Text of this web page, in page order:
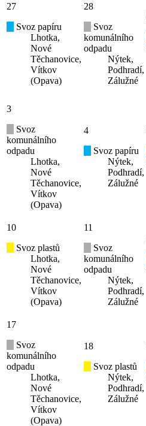
27
Svoz papíru
Lhotka,
Nové
Těchanovice,
Vítkov
(Opava)
28
Svoz
komunálního
odpadu
Nýtek,
Podhradí,
Zálužné
3
Svoz
komunálního
odpadu
Lhotka,
Nové
Těchanovice,
Vítkov
(Opava)
4
Svoz papíru
Nýtek,
Podhradí,
Zálužné
10
Svoz plastů
Lhotka,
Nové
Těchanovice,
Vítkov
(Opava)
11
Svoz
komunálního
odpadu
Nýtek,
Podhradí,
Zálužné
17
Svoz
komunálního
odpadu
Lhotka,
Nové
Těchanovice,
Vítkov
(Opava)
18
Svoz plastů
Nýtek,
Podhradí,
Zálužné